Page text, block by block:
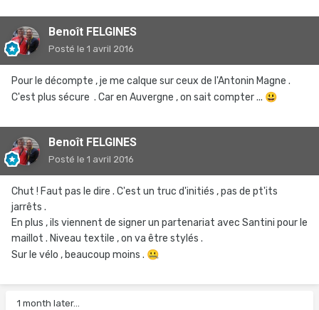
Benoît FELGINES
Posté le 1 avril 2016
Pour le décompte , je me calque sur ceux de l'Antonin Magne .
C'est plus sécure . Car en Auvergne , on sait compter ... 😃
Benoît FELGINES
Posté le 1 avril 2016
Chut ! Faut pas le dire . C'est un truc d'initiés , pas de pt'its
jarrêts .
En plus , ils viennent de signer un partenariat avec Santini pour le
maillot . Niveau textile , on va être stylés .
Sur le vélo , beaucoup moins . 🤐
1 month later...